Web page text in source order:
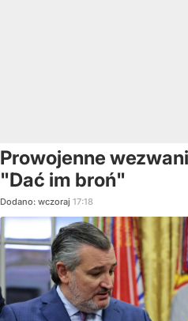
Prowojenne
"Dać im broń"
Dodano: wczoraj 17:18